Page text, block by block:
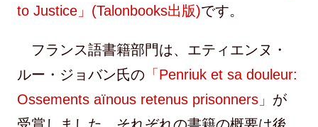
to Justice」(Talonbooks出版)です。
フランス語書籍部門は、エティエンヌ・
ルー・ジョバン氏の 「Penriuk et sa douleur:
Ossements aïnous retenus prisonners」 が